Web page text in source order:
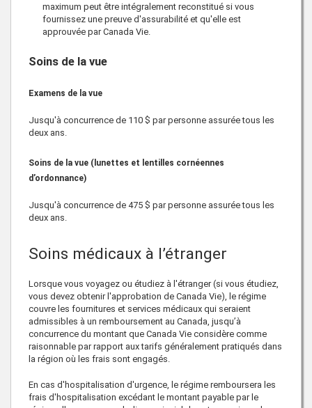
maximum peut être intégralement reconstitué si vous
fournissez une preuve d'assurabilité et qu'elle est
approuvée parCanada Vie.
Soins de la vue
Examens de la vue
Jusqu'à concurrence de 110 $ par personne assurée tous les
deux ans.
Soins de la vue (lunettes et lentilles cornéennes
d’ordonnance)
Jusqu'à concurrence de 475 $ par personne assurée tous les
deux ans.
Soins médicaux à l’étranger
Lorsque vous voyagez ou étudiez à l'étranger (si vous étudiez,
vous devez obtenir l'approbation de Canada Vie), le régime
couvre les fournitures et services médicaux qui seraient
admissibles à un remboursement au Canada, jusqu’à
concurrence du montant que Canada Vie considère comme
raisonnable par rapport aux tarifs généralement pratiqués dans
la région où les frais sont engagés.
En cas d'hospitalisation d'urgence, le régime remboursera les
frais d'hospitalisation excédant le montant payable par le